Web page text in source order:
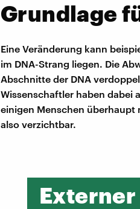
Grundlage
Eine Veränderung kann
im DNA-Strang liegen. Die
Abschnitte der DNA
Wissenschaftler haben dabei
einigen Menschen überhaupt
also verzichtbar.